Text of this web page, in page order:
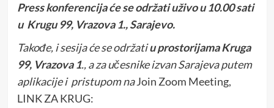
Press konferencija će se održati uživo u 10.00 sati
u Krugu 99, Vrazova 1., Sarajevo.
Takođe, i sesija će se održatiu prostorijama Kruga
99, Vrazova 1., a za učesnike izvan Sarajeva putem
aplikacije i pristupom naJoin Zoom Meeting,
LINK ZA KRUG: